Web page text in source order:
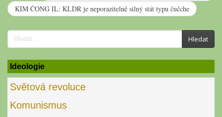
KIM ČONG IL: KLDR je neporazitelně silný stát typu čučche
Search
for:
Hledat
Ideologie
Světová revoluce
Komunismus